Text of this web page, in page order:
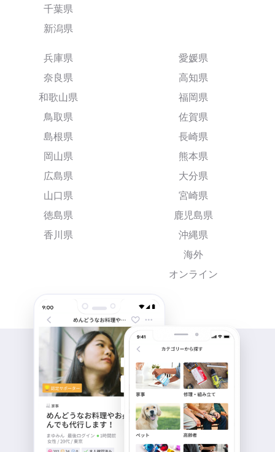
千葉県
新潟県
兵庫県
奈良県
和歌山県
鳥取県
島根県
岡山県
広島県
山口県
徳島県
香川県
愛媛県
高知県
福岡県
佐賀県
長崎県
熊本県
大分県
宮崎県
鹿児島県
沖縄県
海外
オンライン